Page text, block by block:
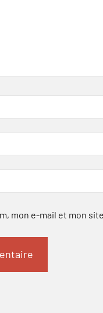
mon e-mail et mon